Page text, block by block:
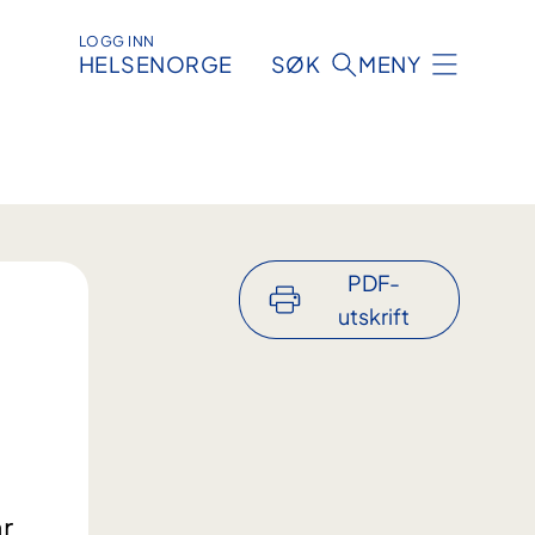
LOGG INN
HELSENORGE SØK MENY
PDF-
utskrift